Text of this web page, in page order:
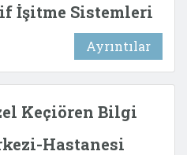
İşitme Sistemleri
Ayrıntılar
Keçiören Bilgi
Hastanesi